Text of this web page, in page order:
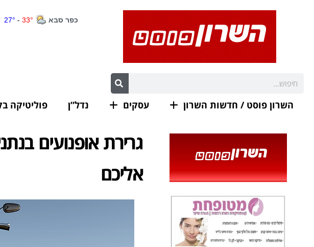
השרון פוסט / חדשות השרון עסקים נדל”ן פוליטיקה
גרירת אופנועים
אליכם